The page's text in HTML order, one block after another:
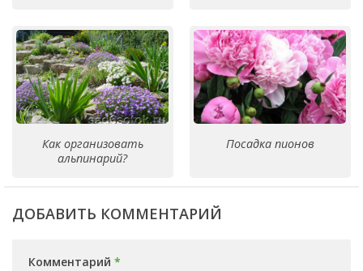
Как организовать
альпинарий?
Посадка пионов
ДОБАВИТЬ КОММЕНТАРИЙ
Комментарий *